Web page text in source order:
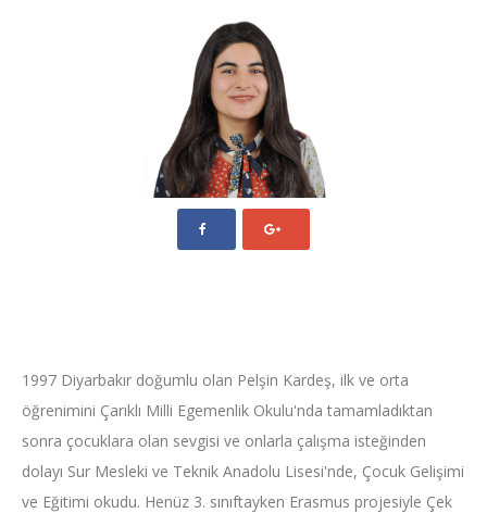
1997 Diyarbakır doğumlu olan Pelşin Kardeş, ilk ve orta
öğrenimini Çarıklı Milli Egemenlik Okulu'nda tamamladıktan
sonra çocuklara olan sevgisi ve onlarla çalışma isteğinden
dolayı Sur Mesleki ve Teknik Anadolu Lisesi'nde, Çocuk Gelişimi
ve Eğitimi okudu. Henüz 3. sınıftayken Erasmus projesiyle Çek